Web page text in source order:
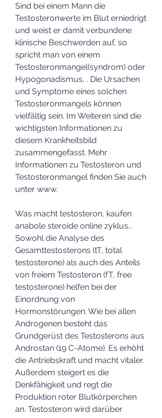
Sind bei einem Mann die
Testosteronwerte im Blut erniedrigt
und weist er damit verbundene
klinische Beschwerden auf, so
spricht man von einem
Testosteronmangel(syndrom) oder
Hypogonadismus, . Die Ursachen
und Symptome eines solchen
Testosteronmangels können
vielfältig sein. Im Weiteren sind die
wichtigsten Informationen zu
diesem Krankheitsbild
zusammengefasst. Mehr
Informationen zu Testosteron und
Testosteronmangel finden Sie auch
unter www.
Was macht testosteron, kaufen
anabole steroide online zyklus..
Sowohl die Analyse des
Gesamttestosterons (tT, total
testosterone) als auch des Anteils
von freiem Testosteron (fT, free
testosterone) helfen bei der
Einordnung von
Hormonstörungen. Wie bei allen
Androgenen besteht das
Grundgerüst des Testosterons aus
Androstan (19 C-Atome). Es erhöht
die Antriebskraft und macht vitaler.
Außerdem steigert es die
Denkfähigkeit und regt die
Produktion roter Blutkörperchen
an. Testosteron wird darüber